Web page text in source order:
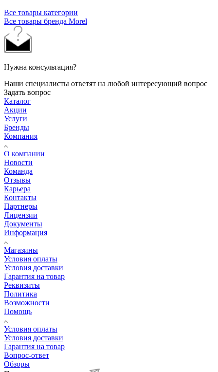
Все товары категории
Все товары бренда Morel
Нужна консультация?
Наши специалисты ответят на любой интересующий вопрос
Задать вопрос
Каталог
Акции
Услуги
Бренды
Компания
О компании
Новости
Команда
Отзывы
Карьера
Контакты
Партнеры
Лицензии
Документы
Информация
Магазины
Условия оплаты
Условия доставки
Гарантия на товар
Реквизиты
Политика
Возможности
Помощь
Условия оплаты
Условия доставки
Гарантия на товар
Вопрос-ответ
Обзоры